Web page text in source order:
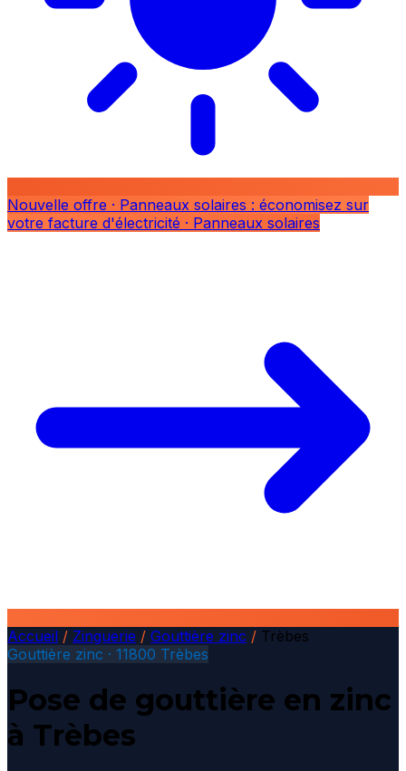
Nouvelle offre · Panneaux solaires : économisez sur
votre facture d'électricité · Panneaux solaires
Accueil / Zinguerie / Gouttière zinc / Trèbes
Gouttière zinc · 11800 Trèbes
Pose de gouttière en zinc
à Trèbes